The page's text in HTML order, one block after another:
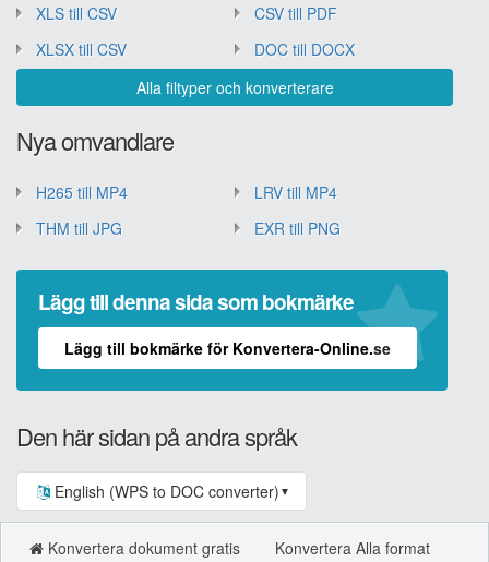
XLS till CSV
CSV till PDF
XLSX till CSV
DOC till DOCX
Alla filtyper och konverterare
Nya omvandlare
H265 till MP4
LRV till MP4
THM till JPG
EXR till PNG
Lägg till denna sida som bokmärke
Lägg till bokmärke för Konvertera-Online.se
Den här sidan på andra språk
English (WPS to DOC converter) ▼
Konvertera dokument gratis
Konvertera Alla format